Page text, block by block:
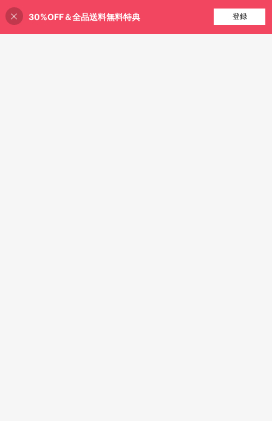
8% 割引！
30%OFF＆全品送料無料特典 登録